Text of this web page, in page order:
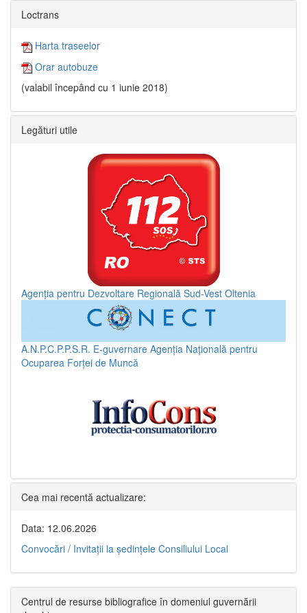
Loctrans
Harta traseelor
Orar autobuze
(valabil începând cu 1 iunie 2018)
Legături utile
Agenția pentru Dezvoltare Regională Sud-Vest Oltenia
A.N.P.C.P.P.S.R. E-guvernare Agenția Națională pentru
Ocuparea Forței de Muncă
Cea mai recentă actualizare:
Data: 12.06.2026
Convocări / Invitaţii la şedinţele Consiliului Local
Centrul de resurse bibliografice în domeniul guvernării